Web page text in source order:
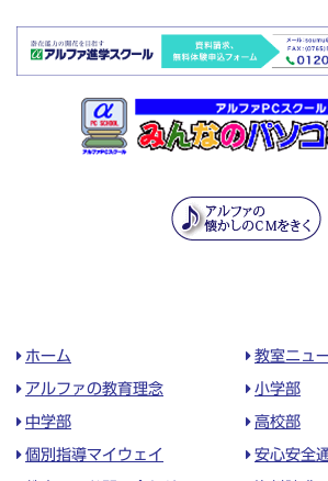
ホーム 教室ニュ
アルファの教育理念 小学部
中学部 高校部
個別指導マイウェイ 安心安全